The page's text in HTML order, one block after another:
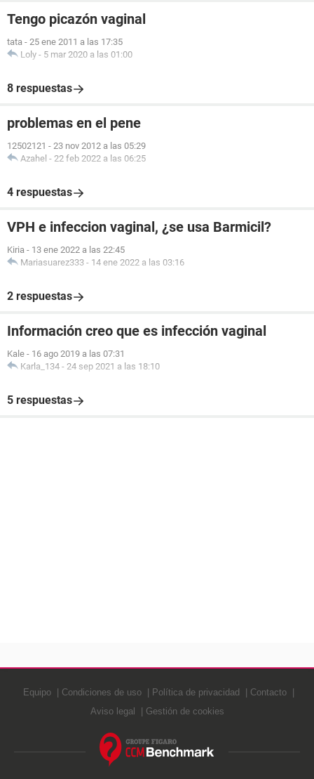
Tengo picazón vaginal
tata - 25 ene 2011 a las 17:35
Loly - 5 mar 2020 a las 01:00
8 respuestas
problemas en el pene
12502121 - 23 nov 2012 a las 05:29
Azahel - 22 feb 2022 a las 06:25
4 respuestas
VPH e infeccion vaginal, ¿se usa Barmicil?
Kiria - 13 ene 2022 a las 22:45
Mariasuarez333 - 14 ene 2022 a las 03:16
2 respuestas
Información creo que es infección vaginal
Kale - 16 ago 2019 a las 07:31
Karla_134 - 24 sep 2021 a las 18:10
5 respuestas
Equipo Condiciones de uso Política de privacidad
Contacto
Aviso legal
Gestión de cookies